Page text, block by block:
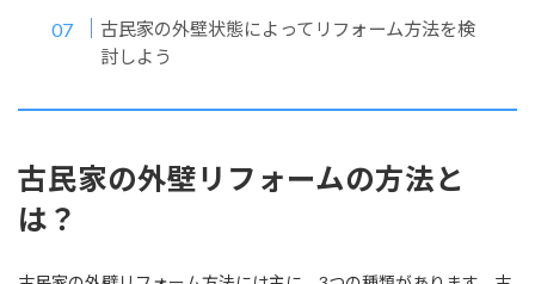
古民家の外壁状態によってリフォーム方法を検
討しよう
古民家の外壁リフォームの方法と
は？